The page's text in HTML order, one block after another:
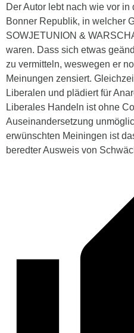
Der Autor lebt nach wie vor
Bonner Republik, in welcher
SOWJETUNION &
waren. Dass sich etwas
zu vermitteln, weswegen er
Meinungen zensiert.
Liberalen und plädiert für
Liberales Handeln ist ohne
Auseinandersetzung
erwünschten Meiningen ist
beredter Ausweis von